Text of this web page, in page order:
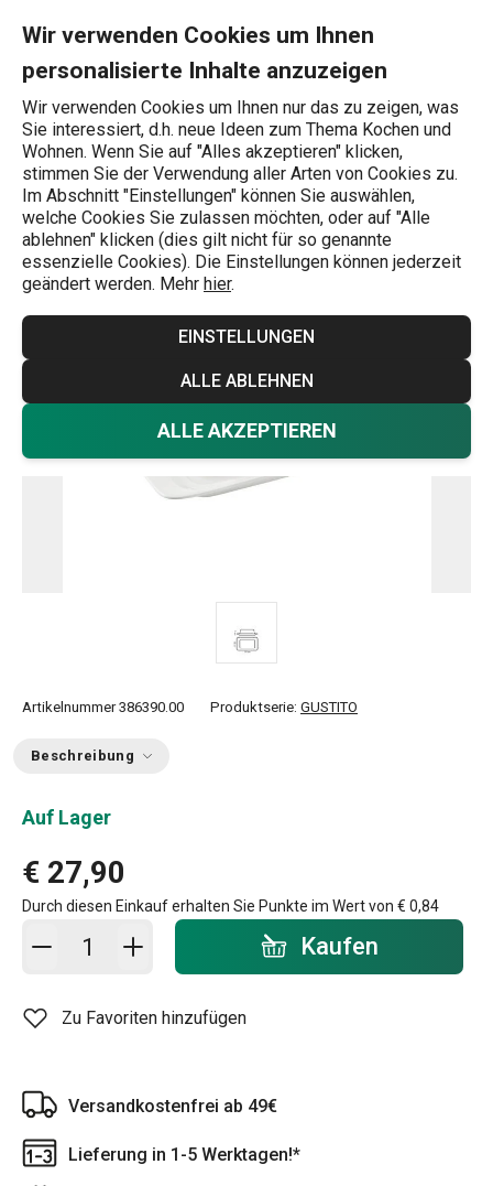
Wir verwenden Cookies um Ihnen
personalisierte Inhalte anzuzeigen
Wir verwenden Cookies um Ihnen nur das zu zeigen, was
Sie interessiert, d.h. neue Ideen zum Thema Kochen und
Wohnen. Wenn Sie auf "Alles akzeptieren" klicken,
stimmen Sie der Verwendung aller Arten von Cookies zu.
Im Abschnitt "Einstellungen" können Sie auswählen,
welche Cookies Sie zulassen möchten, oder auf "Alle
ablehnen" klicken (dies gilt nicht für so genannte
essenzielle Cookies). Die Einstellungen können jederzeit
geändert werden. Mehr hier.
EINSTELLUNGEN
ALLE ABLEHNEN
ALLE AKZEPTIEREN
Wonach suchen Sie?
Butterdosen
Butterdose GUSTITO
Artikelnummer 386390.00 Produktserie: GUSTITO
Beschreibung
Auf Lager
€ 27,90
Durch diesen Einkauf erhalten Sie Punkte im Wert von € 0,84
In den Warenkorb - Menge Kaufen
Zu Favoriten hinzufügen
Versandkostenfrei ab 49€
Lieferung in 1-5 Werktagen!*